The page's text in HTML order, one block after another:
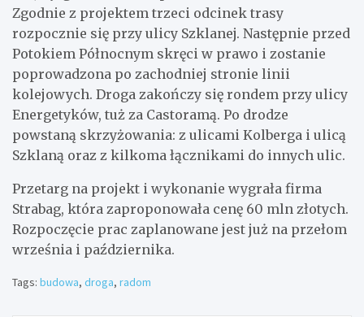
Zgodnie z projektem trzeci odcinek trasy
rozpocznie się przy ulicy Szklanej. Następnie przed
Potokiem Północnym skręci w prawo i zostanie
poprowadzona po zachodniej stronie linii
kolejowych. Droga zakończy się rondem przy ulicy
Energetyków, tuż za Castoramą. Po drodze
powstaną skrzyżowania: z ulicami Kolberga i ulicą
Szklaną oraz z kilkoma łącznikami do innych ulic.
Przetarg na projekt i wykonanie wygrała firma
Strabag, która zaproponowała cenę 60 mln złotych.
Rozpoczęcie prac zaplanowane jest już na przełom
września i października.
Tags: budowa, droga, radom